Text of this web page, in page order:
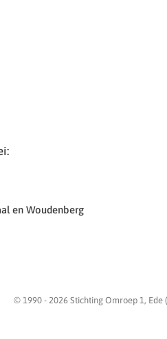
en Woudenberg
© 1990 - 2026 Stichting Omroep 1,